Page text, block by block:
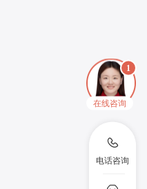
在线咨询
电话咨询